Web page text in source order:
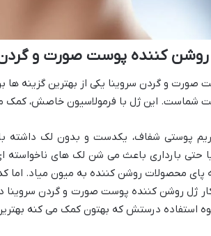
روشن کننده پوست صورت و
صورت و گردن سروینا یکی از بهترین گزینه
این ژل با فرمولاسیون خاصش، کمک
پوستی شفاف، یکدست و بدون لک داشته
بارداری باعث می شن لک های ناخواسته
محصولات روشن کننده به میون میاد. اما
ژل روشن کننده پوست صورت و گردن سروینا
استفاده درستش که بهتون کمک می کنه